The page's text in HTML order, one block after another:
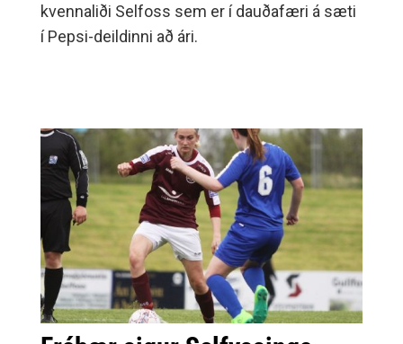
kvennaliði Selfoss sem er í dauðafæri á sæti
í Pepsi-deildinni að ári.